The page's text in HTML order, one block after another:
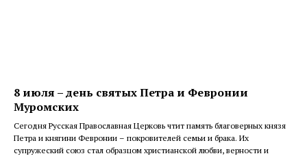
8 июля – день святых Петра и Февронии
Муромских
Сегодня Русская Православная Церковь чтит память благоверных князя
Петра и княгини Февронии – покровителей семьи и брака. Их
супружеский союз стал образцом христианской любви, верности и